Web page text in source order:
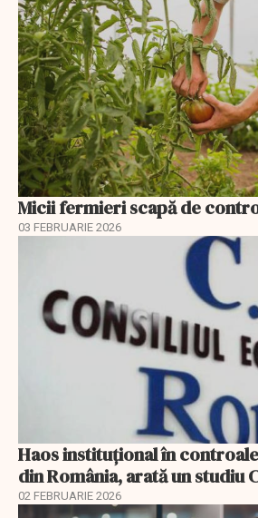
Micii fermieri scapă de
03 FEBRUARIE 2026
Haos instituțional în
din România, arată un studiu
02 FEBRUARIE 2026